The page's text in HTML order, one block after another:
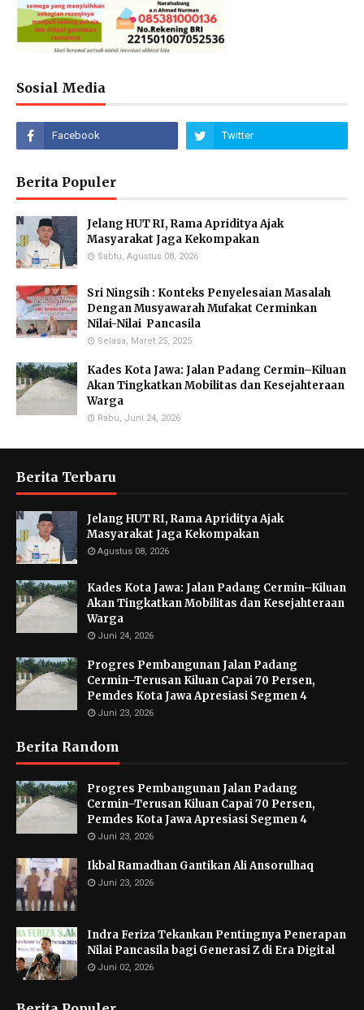
Sosial Media
Berita Populer
Jelang HUT RI, Rama Apriditya Ajak
Masyarakat Jaga Kekompakan
Sabtu, Agustus 08, 2026
Sri Ningsih : Konteks Penyelesaian Masalah
Dengan Musyawarah Mufakat Cerminkan
Nilai-Nilai Pancasila
Selasa, Maret 25, 2025
Kades Kota Jawa: Jalan Padang Cermin–Kiluan
Akan Tingkatkan Mobilitas dan Kesejahteraan
Warga
Rabu, Juni 24, 2026
Berita Terbaru
Jelang HUT RI, Rama Apriditya Ajak
Masyarakat Jaga Kekompakan
Agustus 08, 2026
Kades Kota Jawa: Jalan Padang Cermin–Kiluan
Akan Tingkatkan Mobilitas dan Kesejahteraan
Warga
Juni 24, 2026
Progres Pembangunan Jalan Padang
Cermin–Terusan Kiluan Capai 70 Persen,
Pemdes Kota Jawa Apresiasi Segmen 4
Juni 23, 2026
Berita Random
Progres Pembangunan Jalan Padang
Cermin–Terusan Kiluan Capai 70 Persen,
Pemdes Kota Jawa Apresiasi Segmen 4
Juni 23, 2026
Ikbal Ramadhan Gantikan Ali Ansorulhaq
Juni 23, 2026
Indra Feriza Tekankan Pentingnya Penerapan
Nilai Pancasila bagi Generasi Z di Era Digital
Juni 02, 2026